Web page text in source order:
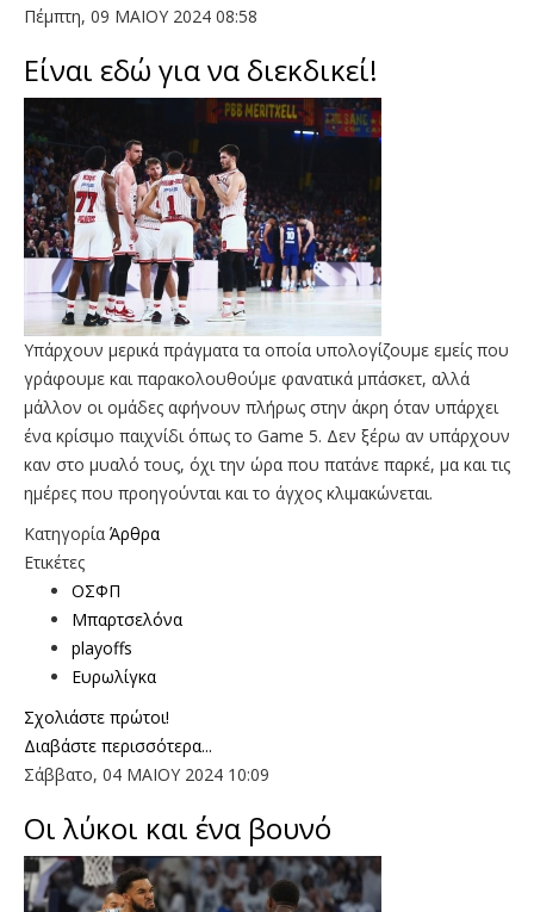
Πέμπτη, 09 ΜΑΙΟΥ 2024 08:58
Είναι εδώ για να διεκδικεί!
Υπάρχουν μερικά πράγματα τα οποία υπολογίζουμε εμείς που
γράφουμε και παρακολουθούμε φανατικά μπάσκετ, αλλά
μάλλον οι ομάδες αφήνουν πλήρως στην άκρη όταν υπάρχει
ένα κρίσιμο παιχνίδι όπως το Game 5. Δεν ξέρω αν υπάρχουν
καν στο μυαλό τους, όχι την ώρα που πατάνε παρκέ, μα και τις
ημέρες που προηγούνται και το άγχος κλιμακώνεται.
Κατηγορία Άρθρα
Ετικέτες
ΟΣΦΠ
Μπαρτσελόνα
playoffs
Ευρωλίγκα
Σχολιάστε πρώτοι!
Διαβάστε περισσότερα...
Σάββατο, 04 ΜΑΙΟΥ 2024 10:09
Οι λύκοι και ένα βουνό